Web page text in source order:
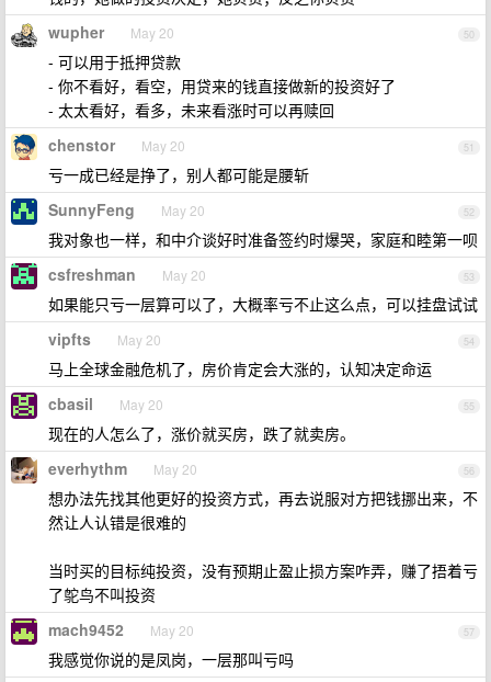
50
wupher May 20
- 可以用于抵押贷款
- 你不看好，看空，用贷来的钱直接做新的投资好了
- 太太看好，看多，未来看涨时可以再赎回
51
chenstor May 20
亏一成已经是挣了，别人都可能是腰斩
52
SunnyFeng May 20
我对象也一样，和中介谈好时准备签约时爆哭，家庭和睦第一呗
53
csfreshman May 20
如果能只亏一层算可以了，大概率亏不止这么点，可以挂盘试试
54
vipfts May 20
马上全球金融危机了，房价肯定会大涨的，认知决定命运
55
cbasil May 20
现在的人怎么了，涨价就买房，跌了就卖房。
56
everhythm May 20
想办法先找其他更好的投资方式，再去说服对方把钱挪出来，不
然让人认错是很难的
当时买的目标纯投资，没有预期止盈止损方案咋弄，赚了捂着亏
了鸵鸟不叫投资
57
mach9452 May 20
我感觉你说的是凤岗，一层那叫亏吗